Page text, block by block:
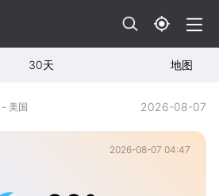
30天 地图
- 美国 2026-08-07
2026-08-07 04:47